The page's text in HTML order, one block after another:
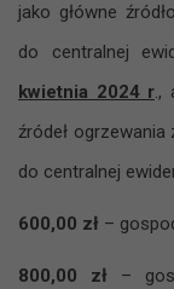
jako główne
do centralnej
kwietnia 2024 r.,
źródeł
do centralnej
600,00 zł –
800,00 zł –